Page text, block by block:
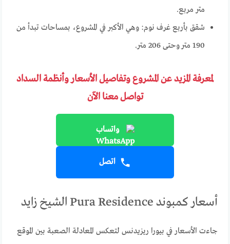
متر مربع.
شقق بأربع غرف نوم: وهي الأكبر في المشروع، بمساحات تبدأ من
190 متر وحتى 206 متر.
لمعرفة المزيد عن المشروع وتفاصيل الأسعار وأنظمة السداد
تواصل معنا الآن
واتساب
اتصل
أسعار كمبوند Pura Residence الشيخ زايد
جاءت الأسعار في بيورا ريزيدنس لتعكس المعادلة الصعبة بين الموقع